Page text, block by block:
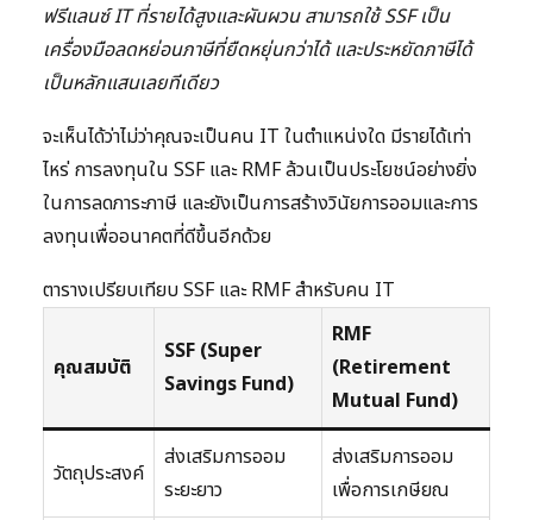
ฟรีแลนซ์ IT ที่รายได้สูงและผันผวน สามารถใช้ SSF เป็น
เครื่องมือลดหย่อนภาษีที่ยืดหยุ่นกว่าได้ และประหยัดภาษีได้
เป็นหลักแสนเลยทีเดียว
จะเห็นได้ว่าไม่ว่าคุณจะเป็นคน IT ในตำแหน่งใด มีรายได้เท่า
ไหร่ การลงทุนใน SSF และ RMF ล้วนเป็นประโยชน์อย่างยิ่ง
ในการลดภาระภาษี และยังเป็นการสร้างวินัยการออมและการ
ลงทุนเพื่ออนาคตที่ดีขึ้นอีกด้วย
ตารางเปรียบเทียบ SSF และ RMF สำหรับคน IT
คุณสมบัติ
SSF (Super
Savings Fund)
RMF
(Retirement
Mutual Fund)
วัตถุประสงค์
ส่งเสริมการออม
ระยะยาว
ส่งเสริมการออม
เพื่อการเกษียณ